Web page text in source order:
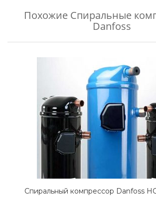
Похожие Спиральные
Danfoss
Спиральный компрессор Danfoss